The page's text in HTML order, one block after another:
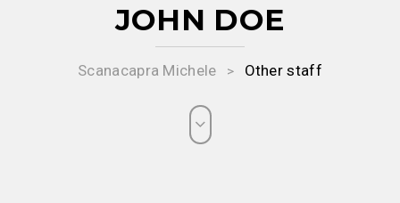
JOHN DOE
Scanacapra Michele > Other staff